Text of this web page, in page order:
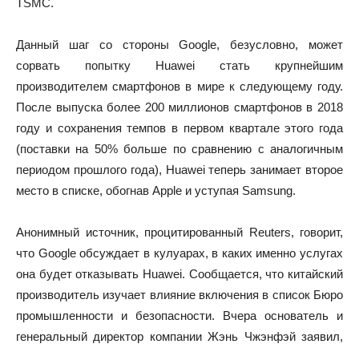
Данный шаг со стороны Google, безусловно, может
сорвать попытку Huawei стать крупнейшим
производителем смартфонов в мире к следующему году.
После выпуска более 200 миллионов смартфонов в 2018
году и сохранения темпов в первом квартале этого года
(поставки на 50% больше по сравнению с аналогичным
периодом прошлого года), Huawei теперь занимает второе
место в списке, обогнав Apple и уступая Samsung.
Анонимный источник, процитированный Reuters, говорит,
что Google обсуждает в кулуарах, в каких именно услугах
она будет отказывать Huawei. Сообщается, что китайский
производитель изучает влияние включения в список Бюро
промышленности и безопасности. Вчера основатель и
генеральный директор компании Жэнь Чжэнфэй заявил,